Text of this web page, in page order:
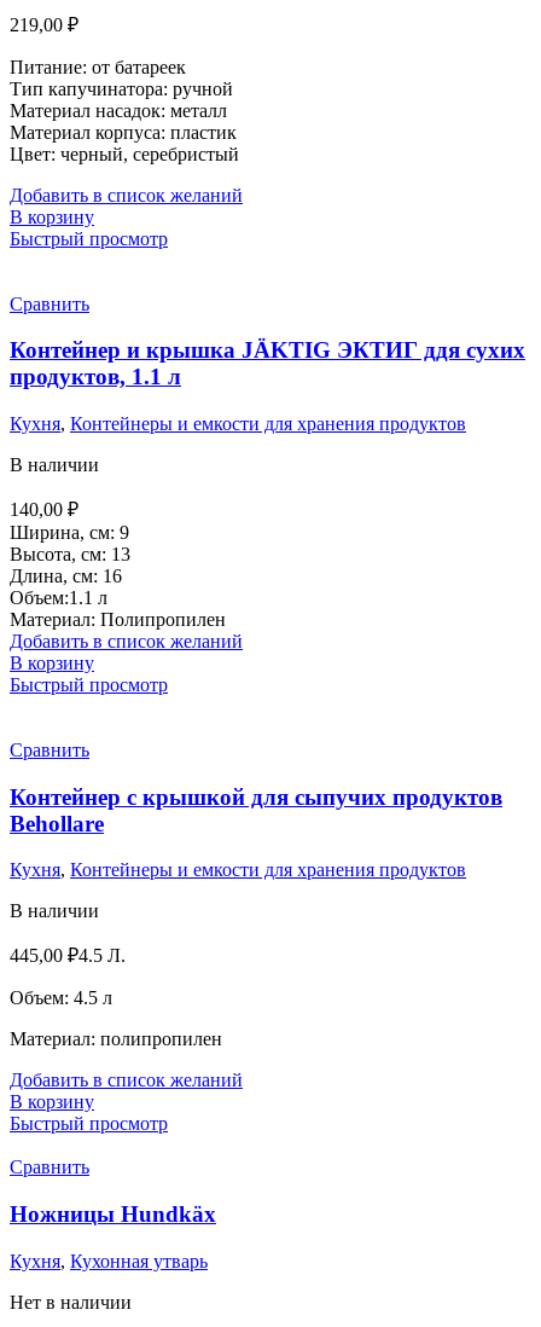
219,00 ₽
Питание: от батареек
Тип капучинатора: ручной
Материал насадок: металл
Материал корпуса: пластик
Цвет: черный, серебристый
Добавить в список желаний
В корзину
Быстрый просмотр
Сравнить
Контейнер и крышка JÄKTIG ЭКТИГ ддя сухих
продуктов, 1.1 л
Кухня, Контейнеры и емкости для хранения продуктов
В наличии
140,00 ₽
Ширина, см: 9
Высота, см: 13
Длина, см: 16
Объем:1.1 л
Материал: Полипропилен
Добавить в список желаний
В корзину
Быстрый просмотр
Сравнить
Контейнер с крышкой для сыпучих продуктов
Behоllare
Кухня, Контейнеры и емкости для хранения продуктов
В наличии
445,00 ₽4.5 Л.
Объем: 4.5 л
Материал: полипропилен
Добавить в список желаний
В корзину
Быстрый просмотр
Сравнить
Ножницы Hundkäx
Кухня, Кухонная утварь
Нет в наличии